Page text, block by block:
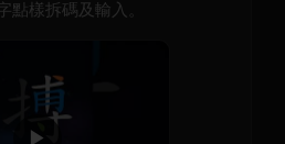
點樣拆碼及輸入。
▶